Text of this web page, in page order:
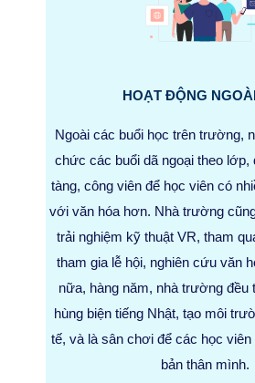
HOẠT ĐỘNG
Ngoài các buổi học trên trường,
chức các buổi dã ngoại theo lớp,
tàng, công viên để học viên có
với văn hóa hơn. Nhà trường
trải nghiệm kỹ thuật VR, tham
tham gia lễ hội, nghiên cứu văn
nữa, hàng năm, nhà trường đều
hùng biện tiếng Nhật, tạo môi
tế, và là sân chơi để các học
bản thân mình.